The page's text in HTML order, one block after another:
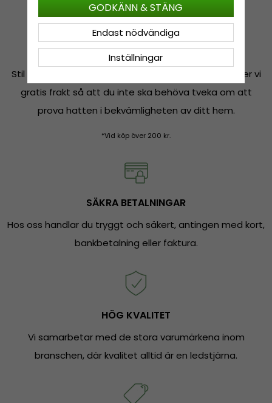
FRI FRAKT*
Stil ska inte kosta mer än nödvändigt, därför erbjuder vi
gratis frakt så att du inte ska behöva tveka om att
prova hatten i bekvämligheten av ditt hem.
*Vid köp över 200 kr.
SÄKRA BETALNINGAR
Hos oss handlar du tryggt och säkert, antingen med kort,
bankbetalning eller faktura.
HÖG KVALITET
Vi samarbetar med de stora varumärkena inom
branschen, där kvalitet alltid är en ledstjärna.
Inställningar
Endast nödvändiga
GODKÄNN & STÄNG